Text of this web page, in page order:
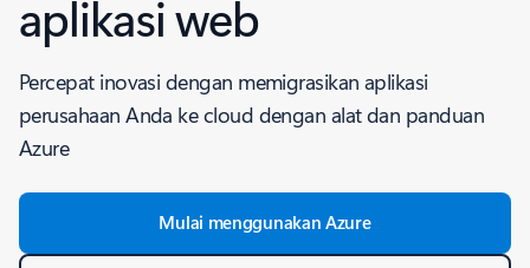
aplikasi web
Percepat inovasi dengan memigrasikan aplikasi
perusahaan Anda ke cloud dengan alat dan panduan
Azure
Mulai menggunakan Azure